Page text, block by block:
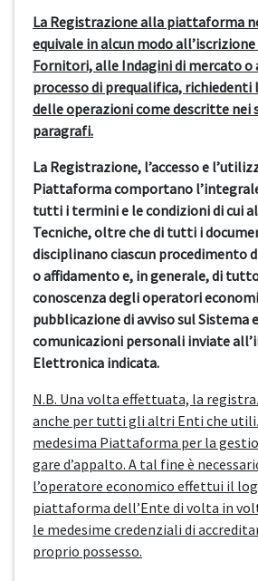
La Registrazione alla piattaforma
equivale in alcun modo all’iscrizione
Fornitori, alle Indagini di mercato o
processo di prequalifica,
delle operazioni come descritte nei
paragrafi.
La Registrazione, l’accesso e
Piattaforma comportano
tutti i termini e le condizioni di cui
Tecniche, oltre che di tutti i
disciplinano ciascun procedimento
o affidamento e, in generale, di
conoscenza degli operatori
pubblicazione di avviso sul Sistema
comunicazioni personali inviate
Elettronica indicata.
N.B. Una volta effettuata, la
anche per tutti gli altri Enti che
medesima Piattaforma per la
gare d’appalto. A tal fine è
l’operatore economico effettui il
piattaforma dell’Ente di volta in
le medesime credenziali di
proprio possesso.